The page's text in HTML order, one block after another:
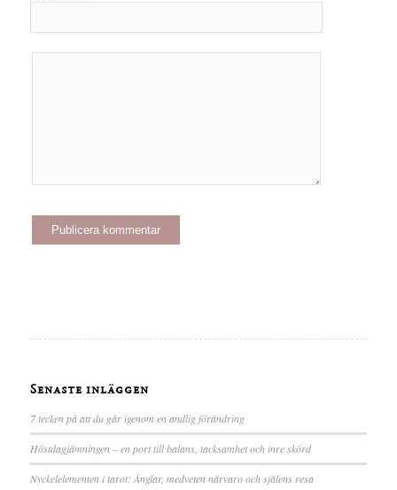
Senaste inläggen
7 tecken på att du går igenom en andlig förändring
Höstdagjämningen – en port till balans, tacksamhet och inre skörd
Nyckelelementen i tarot: Änglar, medveten närvaro och själens resa